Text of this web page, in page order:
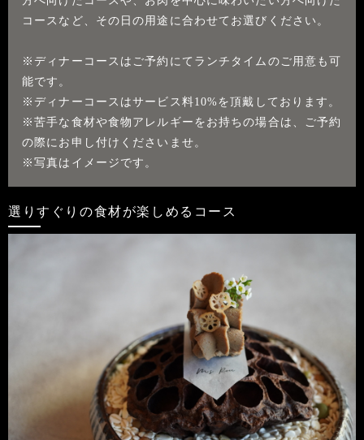
コースなど、その日の用途に合わせてお選びください。
※ディナーコースはご予約にてランチタイムのご用意も可
能です。
※ディナーコースはサービス料10%を頂戴しております。
※苦手な食材や食物アレルギーをお持ちの場合は、ご予約
の際にお申し付けくださいませ。
※写真はイメージです。
選りすぐりの食材が楽しめるコース